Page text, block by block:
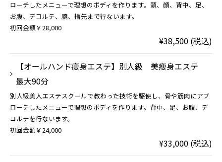
ローチしたメニューで理想のボディを作ります。頭、顔、背中、足、
お腹、デコルテ、腕、指先まで行ないます。
初回金額￥28,000
¥38,500 (税込)
【オールハンド痩身エステ】別人級 美痩身エステ
最大90分
別人級美人エステスクールで教わった技術を駆使し、骨や筋肉にアプ
ローチしたメニューで理想のボディを作ります。背中、足、お腹、デ
コルテを行ないます。
初回金額￥24,000
¥33,000 (税込)